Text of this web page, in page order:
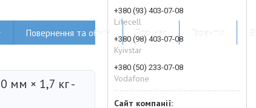
Повернення та обмін Про нас Гарантія
мм × 1,7 кг -
+380 (93) 403-07-08
Lifecell
+380 (98) 403-07-08
Kyivstar
+380 (50) 233-07-08
Vodafone